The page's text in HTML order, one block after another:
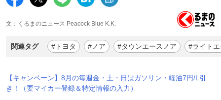
文：くるまのニュース Peacock Blue K.K.
関連タグ #トヨタ #ノア #タウンエースノア #ライト
【キャンペーン】8月の毎週金・土・日はガソリン・軽油7円/L引
き！（要マイカー登録＆特定情報の入力）